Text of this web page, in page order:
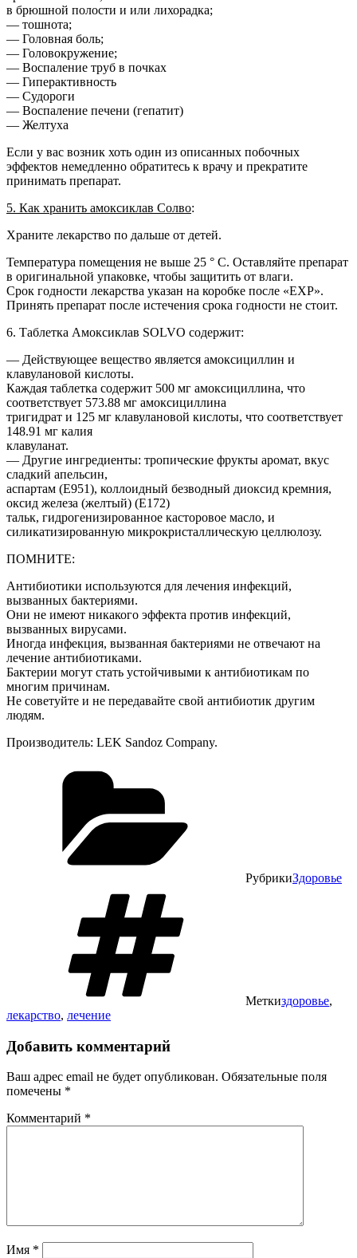
в брюшной полости и или лихорадка;
— тошнота;
— Головная боль;
— Головокружение;
— Воспаление труб в почках
— Гиперактивность
— Судороги
— Воспаление печени (гепатит)
— Желтуха
Если у вас возник хоть один из описанных побочных
эффектов немедленно обратитесь к врачу и прекратите
принимать препарат.
5. Как хранить амоксиклав Солво:
Храните лекарство по дальше от детей.
Температура помещения не выше 25 ° С. Оставляйте препарат
в оригинальной упаковке, чтобы защитить от влаги.
Срок годности лекарства указан на коробке после «EXP».
Принять препарат после истечения срока годности не стоит.
6. Таблетка Амоксиклав SOLVO содержит:
— Действующее вещество является амоксициллин и
клавулановой кислоты.
Каждая таблетка содержит 500 мг амоксициллина, что
соответствует 573.88 мг амоксициллина
тригидрат и 125 мг клавулановой кислоты, что соответствует
148.91 мг калия
клавуланат.
— Другие ингредиенты: тропические фрукты аромат, вкус
сладкий апельсин,
аспартам (E951), коллоидный безводный диоксид кремния,
оксид железа (желтый) (Е172)
тальк, гидрогенизированное касторовое масло, и
силикатизированную микрокристаллическую целлюлозу.
ПОМНИТЕ:
Антибиотики используются для лечения инфекций,
вызванных бактериями.
Они не имеют никакого эффекта против инфекций,
вызванных вирусами.
Иногда инфекция, вызванная бактериями не отвечают на
лечение антибиотиками.
Бактерии могут стать устойчивыми к антибиотикам по
многим причинам.
Не советуйте и не передавайте свой антибиотик другим
людям.
Производитель: LEK Sandoz Company.
РубрикиЗдоровье
Меткиздоровье,
лекарство, лечение
Добавить комментарий
Ваш адрес email не будет опубликован. Обязательные поля
помечены *
Комментарий *
Имя *